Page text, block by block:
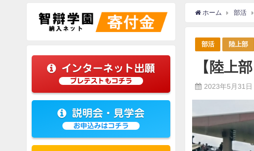
ホーム 部活
部活 陸上部
【陸上
2023年5月31日
インターネット出願
プレテストもコチラ
説明会・見学会
お申込みはコチラ